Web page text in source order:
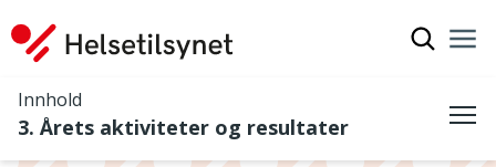
Innhold
3. Årets aktiviteter og resultater